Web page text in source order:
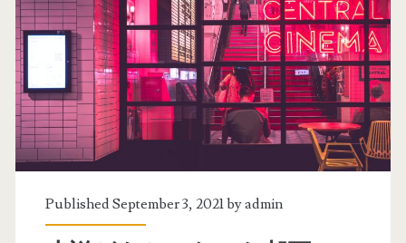
Published September 3, 2021 byadmin